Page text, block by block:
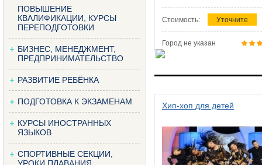
ПОВЫШЕНИЕ
КВАЛИФИКАЦИИ, КУРСЫ
ПЕРЕПОДГОТОВКИ
БИЗНЕС, МЕНЕДЖМЕНТ,
ПРЕДПРИНИМАТЕЛЬСТВО
РАЗВИТИЕ РЕБЁНКА
ПОДГОТОВКА К ЭКЗАМЕНАМ
КУРСЫ ИНОСТРАННЫХ
ЯЗЫКОВ
СПОРТИВНЫЕ СЕКЦИИ,
Стоимость: Уточните
Город не указан
Хип-хоп для детей